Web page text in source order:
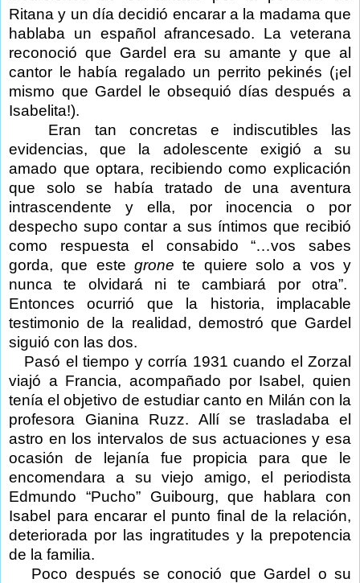
Ritana y un día decidió encarar a la madama que
hablaba un español afrancesado. La veterana
reconoció que Gardel era su amante y que al
cantor le había regalado un perrito pekinés (¡el
mismo que Gardel le obsequió días después a
Isabelita!).
Eran tan concretas e indiscutibles las
evidencias, que la adolescente exigió a su
amado que optara, recibiendo como explicación
que solo se había tratado de una aventura
intrascendente y ella, por inocencia o por
despecho supo contar a sus íntimos que recibió
como respuesta el consabido “…vos sabes
gorda, que este grone te quiere solo a vos y
nunca te olvidará ni te cambiará por otra”.
Entonces ocurrió que la historia, implacable
testimonio de la realidad, demostró que Gardel
siguió con las dos.
Pasó el tiempo y corría 1931 cuando el Zorzal
viajó a Francia, acompañado por Isabel, quien
tenía el objetivo de estudiar canto en Milán con la
profesora Gianina Ruzz. Allí se trasladaba el
astro en los intervalos de sus actuaciones y esa
ocasión de lejanía fue propicia para que le
encomendara a su viejo amigo, el periodista
Edmundo “Pucho” Guibourg, que hablara con
Isabel para encarar el punto final de la relación,
deteriorada por las ingratitudes y la prepotencia
de la familia.
Poco después se conoció que Gardel o su